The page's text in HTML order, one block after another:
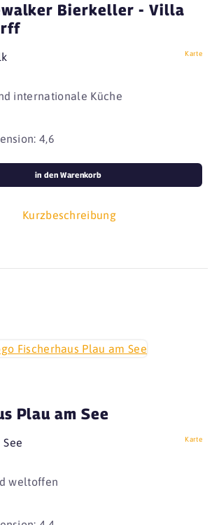
Bierkeller - Villa
Karte
internationale Küche
4,6
Kurzbeschreibung
in den Warenkorb
Plau am See
Karte
weltoffen